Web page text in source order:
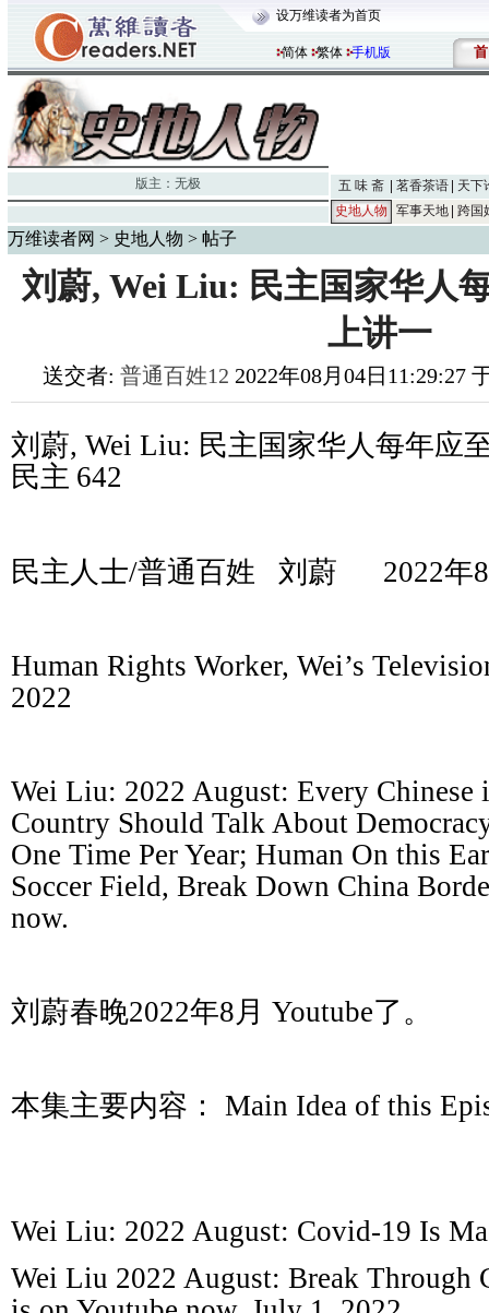
设万维读者为首页
简体 繁体 手机版 首
版主： 无极 五 味 斋 茗香茶语
天下
史地人物
军事天地 跨国
万维读者网 > 史地人物 > 帖子
刘蔚, Wei Liu: 民主国家华人
上讲一
送交者: 普通百姓12 2022年08月04日11:29:27
刘蔚, Wei Liu: 民主国家华人每年应
民主 642
民主人士/普通百姓 刘蔚 2022年8
Human Rights Worker, Wei’s
2022
Wei Liu: 2022 August: Every Chinese
Country Should Talk About
One Time Per Year; Human On this
Soccer Field, Break Down China
now.
刘蔚春晚2022年8月 Youtube了。
本集主要内容： Main Idea of this
Wei Liu: 2022 August: Covid-19 Is
Wei Liu 2022 August: Break Through